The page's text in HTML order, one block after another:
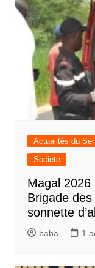
Actualités du
Societe
Magal
Brigade
sonnette
baba 1